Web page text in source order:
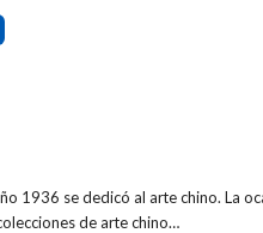
1936 se dedicó al arte chino. La
de arte chino…